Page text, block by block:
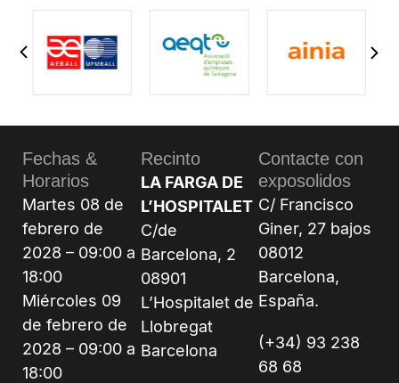
Fechas &
Horarios
Martes 08 de
febrero de
2028 – 09:00 a
18:00
Miércoles 09
de febrero de
2028 – 09:00 a
18:00
Recinto
LA FARGA DE
L’HOSPITALET
C/de
Barcelona, 2
08901
L’Hospitalet de
Llobregat
Barcelona
Contacte con
exposolidos
C/ Francisco
Giner, 27 bajos
08012
Barcelona,
España.
(+34) 93 238
68 68